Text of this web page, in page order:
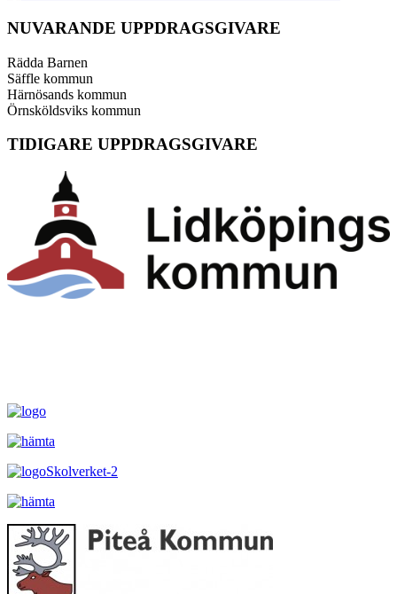
NUVARANDE UPPDRAGSGIVARE
Rädda Barnen
Säffle kommun
Härnösands kommun
Örnsköldsviks kommun
TIDIGARE UPPDRAGSGIVARE